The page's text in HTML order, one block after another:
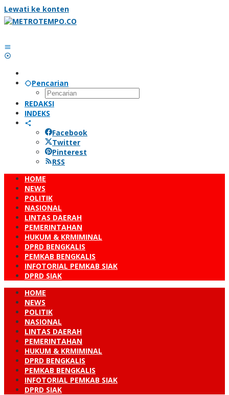
Lewati ke konten
Pencarian
REDAKSI
INDEKS
Facebook
Twitter
Pinterest
RSS
HOME
NEWS
POLITIK
NASIONAL
LINTAS DAERAH
PEMERINTAHAN
HUKUM & KRMIMINAL
DPRD BENGKALIS
PEMKAB BENGKALIS
INFOTORIAL PEMKAB SIAK
DPRD SIAK
HOME
NEWS
POLITIK
NASIONAL
LINTAS DAERAH
PEMERINTAHAN
HUKUM & KRMIMINAL
DPRD BENGKALIS
PEMKAB BENGKALIS
INFOTORIAL PEMKAB SIAK
DPRD SIAK